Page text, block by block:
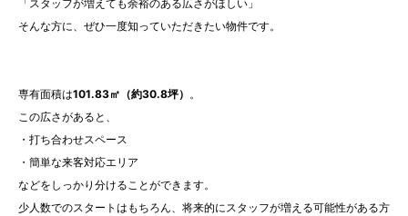
「スタッフが増えても余裕のある広さがほしい」
そんな方に、ぜひ一度知っていただきたい物件です。
専有面積は101.83㎡（約30.8坪） 。
この広さがあると、
・打ち合わせスペース
・簡単な来客対応エリア
などをしっかり分けることができます。
少人数でのスタートはもちろん、将来的にスタッフが増える可能性がある方